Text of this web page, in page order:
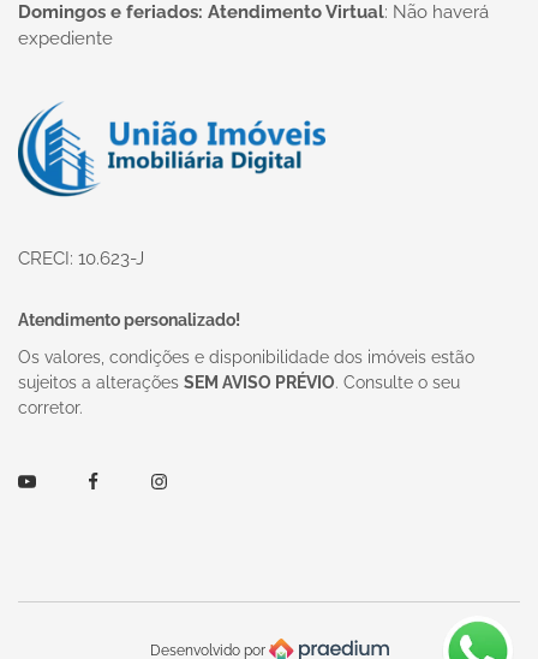
Domingos e feriados: Atendimento Virtual: Não haverá
expediente
Página inicial
CRECI: 10.623-J
Atendimento personalizado!
Os valores, condições e disponibilidade dos imóveis estão
sujeitos a alterações SEM AVISO PRÉVIO. Consulte o seu
corretor.
Youtube FacebookInstagram
Desenvolvido por